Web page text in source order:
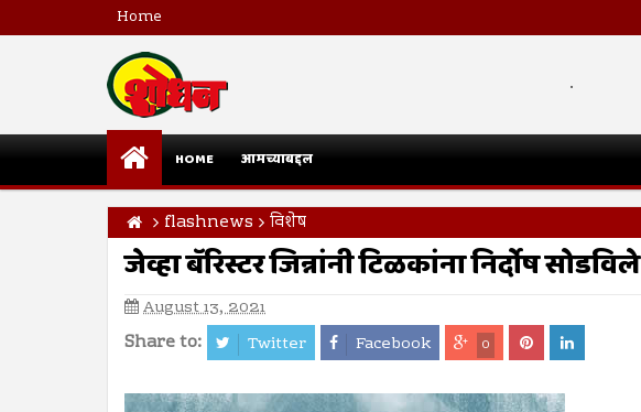
Home
.
HOME आमच्याबद्दल
flashnews विशेष
जेव्हा बॅरिस्टर जिन्नांनी टिळकांना निर्दोष सोडविले
August 13, 2021
Share to: Twitter Facebook 0